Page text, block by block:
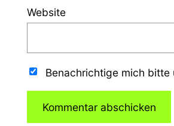
Website
Benachrichtige mich bitte